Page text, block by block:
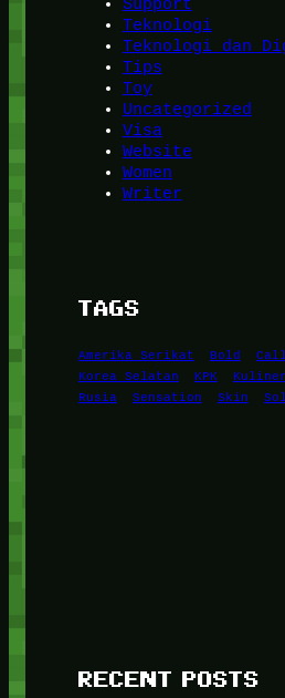
Teknologi
Teknologi dan
Tips
Toy
Uncategorized
Visa
Website
Women
Writer
TAGS
Amerika Serikat Bold
Korea Selatan
KPK
Rusia
Sensation Skin
RECENT POSTS